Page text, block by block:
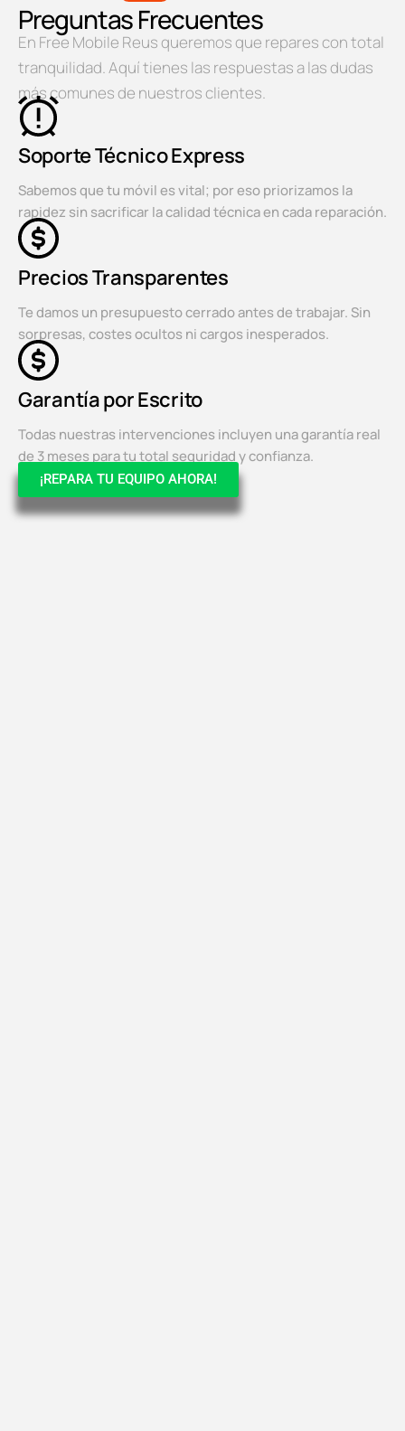
Preguntas Frecuentes
En Free Mobile Reus queremos que repares con total
tranquilidad. Aquí tienes las respuestas a las dudas
más comunes de nuestros clientes.
Soporte Técnico Express
Sabemos que tu móvil es vital; por eso priorizamos la
rapidez sin sacrificar la calidad técnica en cada reparación.
Precios Transparentes
Te damos un presupuesto cerrado antes de trabajar. Sin
sorpresas, costes ocultos ni cargos inesperados.
Garantía por Escrito
Todas nuestras intervenciones incluyen una garantía real
de 3 meses para tu total seguridad y confianza.
¡REPARA TU EQUIPO AHORA!